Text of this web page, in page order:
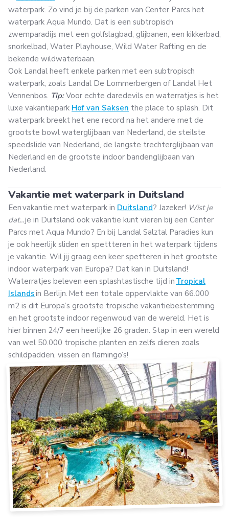
waterpark. Zo vind je bij de parken van Center Parcs het
waterpark Aqua Mundo. Dat is een subtropisch
zwemparadijs met een golfslagbad, glijbanen, een kikkerbad,
snorkelbad, Water Playhouse, Wild Water Rafting en de
bekende wildwaterbaan.
Ook Landal heeft enkele parken met een subtropisch
waterpark, zoals Landal De Lommerbergen of Landal Het
Vennenbos. Tip:Voor echte daredevils en waterratjes is het
luxe vakantiepark Hof van Saksen the place to splash. Dit
waterpark breekt het ene record na het andere met de
grootste bowl waterglijbaan van Nederland, de steilste
speedslide van Nederland, de langste trechterglijbaan van
Nederland en de grootste indoor bandenglijbaan van
Nederland.
Vakantie met waterpark in Duitsland
Een vakantie met waterpark in Duitsland? Jazeker! Wist je
dat...je in Duitsland ook vakantie kunt vieren bij een Center
Parcs met Aqua Mundo? En bij Landal Salztal Paradies kun
je ook heerlijk sliden en spettteren in het waterpark tijdens
je vakantie. Wil jij graag een keer spetteren in het grootste
indoor waterpark van Europa? Dat kan in Duitsland!
Waterratjes beleven een splashtastische tijd in Tropical
Islandsin Berlijn. Met een totale oppervlakte van 66.000
m2 is dit Europa’s grootste tropische vakantiebestemming
en het grootste indoor regenwoud van de wereld. Het is
hier binnen 24/7 een heerlijke 26 graden. Stap in een wereld
van wel 50.000 tropische planten en zelfs dieren zoals
schildpadden, vissen en flamingo’s!